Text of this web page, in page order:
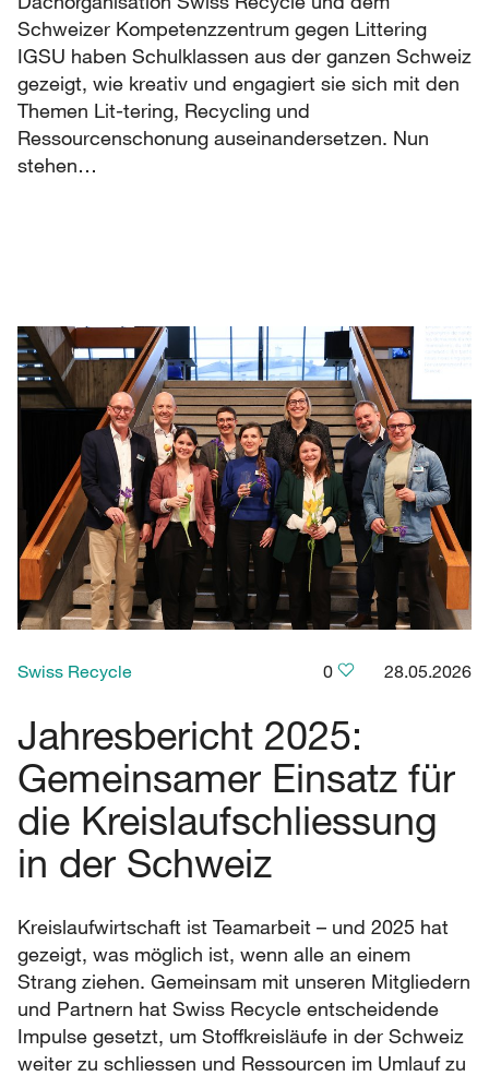
Schweizer Kompetenzzentrum gegen Littering
IGSU haben Schulklassen aus der ganzen Schweiz
gezeigt, wie kreativ und engagiert sie sich mit den
Themen Lit-tering, Recycling und
Ressourcenschonung auseinandersetzen. Nun
stehen…
Swiss Recycle 0 28.05.2026
Jahresbericht 2025:
Gemeinsamer Einsatz für
die Kreislaufschliessung
in der Schweiz
Kreislaufwirtschaft ist Teamarbeit – und 2025 hat
gezeigt, was möglich ist, wenn alle an einem
Strang ziehen. Gemeinsam mit unseren Mitgliedern
und Partnern hat Swiss Recycle entscheidende
Impulse gesetzt, um Stoffkreisläufe in der Schweiz
weiter zu schliessen und Ressourcen im Umlauf zu